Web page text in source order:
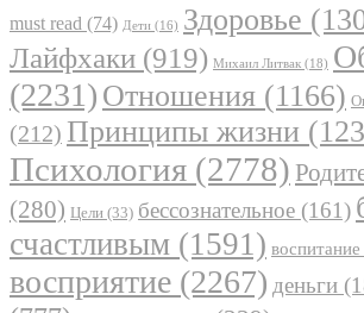
must read (74) Дети (16) Здоровье
Лайфхаки (919) Михаил Литвак (18)
(2231) Отношения (1166)
(212) Принципы жизни
Психология (2778)
(280) Цели (33) бессознательное (161)
счастливым (1591) воспитание
восприятие (2267) деньги